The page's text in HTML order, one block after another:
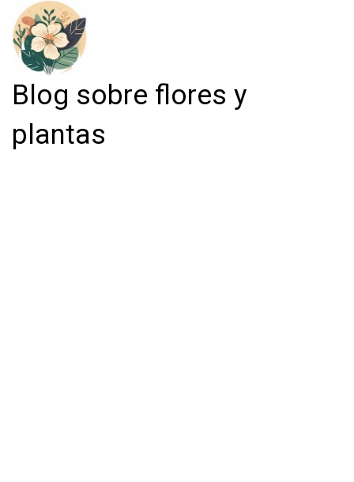
Blog sobre flores y
plantas